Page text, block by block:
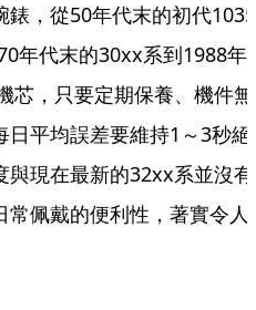
，從50年代末的初代1035
年代末的30xx系到1988年
芯，只要定期保養、機件無
平均誤差要維持1～3秒絕
現在最新的32xx系並沒有
常佩戴的便利性，著實令人